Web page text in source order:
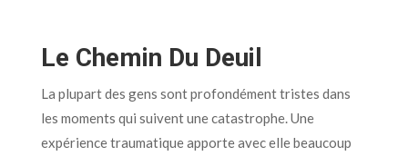
Le Chemin Du Deuil
La plupart des gens sont profondément tristes dans
les moments qui suivent une catastrophe. Une
expérience traumatique apporte avec elle beaucoup